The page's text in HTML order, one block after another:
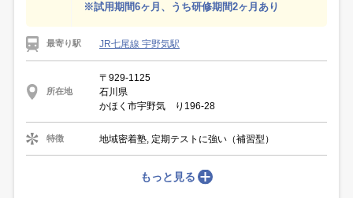
※試用期間6ヶ月、うち研修期間2ヶ月あり
最寄り駅 JR七尾線 宇野気駅
所在地
〒929-1125
石川県
かほく市宇野気 り196-28
特徴 地域密着塾, 定期テストに強い（補習型）
もっと見る